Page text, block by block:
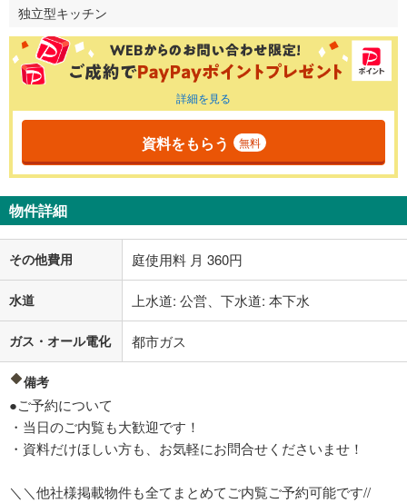
独立型キッチン
詳細を見る
資料をもらう 無料
物件詳細
その他費用 庭使用料 月 360円
水道 上水道: 公営、下水道: 本下水
ガス・オール電化 都市ガス
備考
●ご予約について
・当日のご内覧も大歓迎です！
・資料だけほしい方も、お気軽にお問合せくださいませ！
＼＼他社様掲載物件も全てまとめてご内覧ご予約可能です//